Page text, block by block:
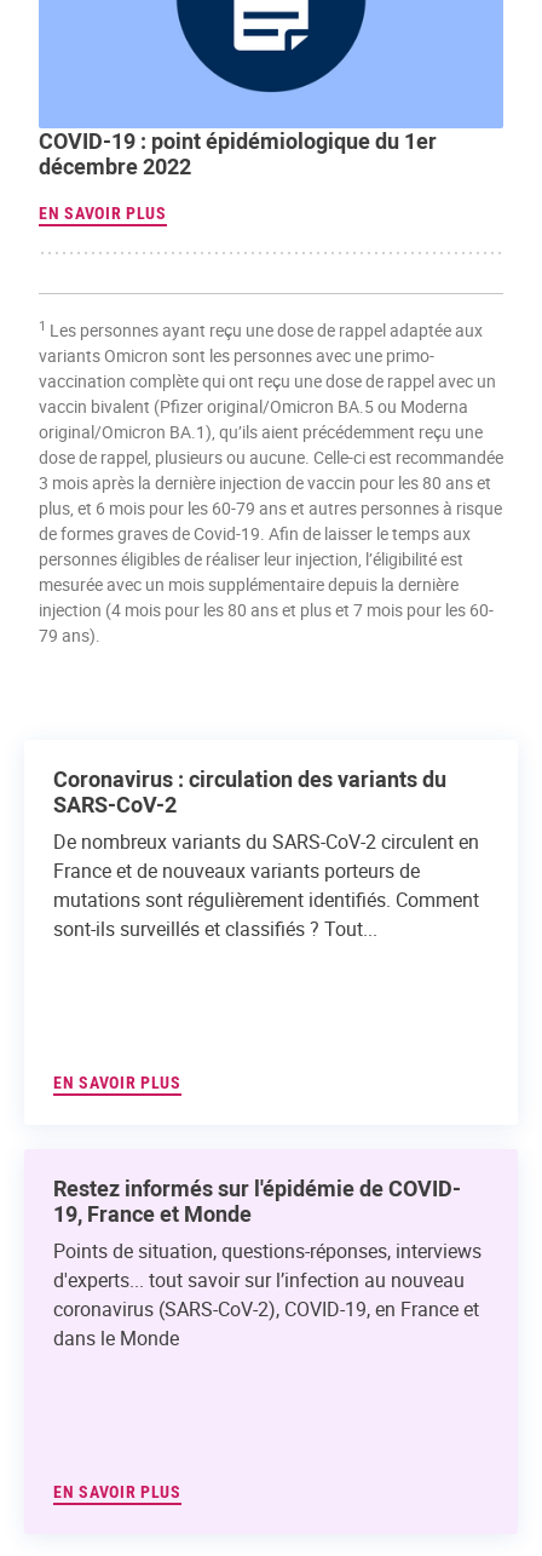
COVID-19 : point épidémiologique du 1er
décembre 2022
EN SAVOIR PLUS
1 Les personnes ayant reçu une dose de rappel adaptée aux
variants Omicron sont les personnes avec une primo-
vaccination complète qui ont reçu une dose de rappel avec un
vaccin bivalent (Pfizer original/Omicron BA.5 ou Moderna
original/Omicron BA.1), qu’ils aient précédemment reçu une
dose de rappel, plusieurs ou aucune. Celle-ci est recommandée
3 mois après la dernière injection de vaccin pour les 80 ans et
plus, et 6 mois pour les 60-79 ans et autres personnes à risque
de formes graves de Covid-19. Afin de laisser le temps aux
personnes éligibles de réaliser leur injection, l’éligibilité est
mesurée avec un mois supplémentaire depuis la dernière
injection (4 mois pour les 80 ans et plus et 7 mois pour les 60-
79 ans).
Coronavirus : circulation des variants du
SARS-CoV-2
De nombreux variants du SARS-CoV-2 circulent en
France et de nouveaux variants porteurs de
mutations sont régulièrement identifiés. Comment
sont-ils surveillés et classifiés ? Tout...
EN SAVOIR PLUS
Restez informés sur l'épidémie de COVID-
19, France et Monde
Points de situation, questions-réponses, interviews
d'experts... tout savoir sur l’infection au nouveau
coronavirus (SARS-CoV-2), COVID-19, en France et
dans le Monde
EN SAVOIR PLUS